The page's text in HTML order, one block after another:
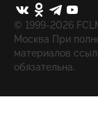
© 1999-2026
Москва При
материалов
обязательна.